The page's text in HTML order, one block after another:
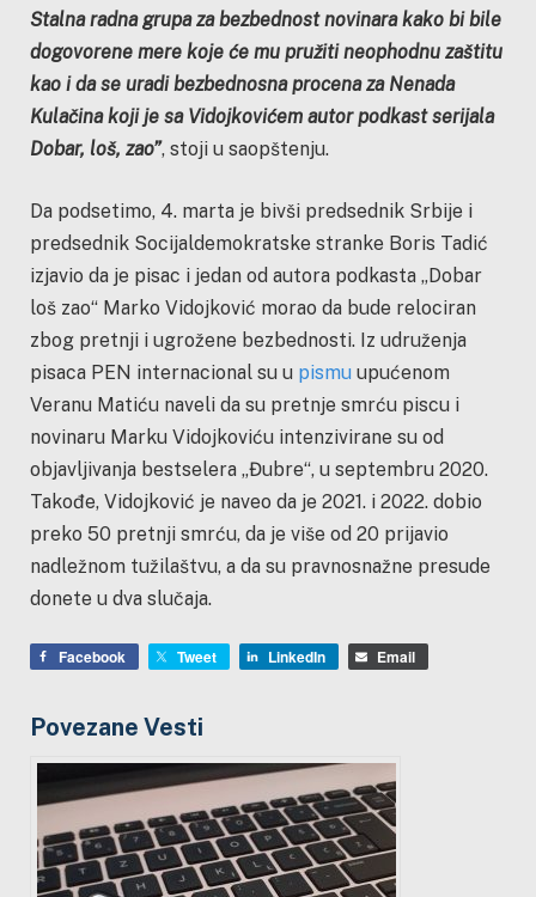
Stalna radna grupa za bezbednost novinara kako bi bile
dogovorene mere koje će mu pružiti neophodnu zaštitu
kao i da se uradi bezbednosna procena za Nenada
Kulačina koji je sa Vidojkovićem autor podkast serijala
Dobar, loš, zao”, stoji u saopštenju.
Da podsetimo, 4. marta je bivši predsednik Srbije i
predsednik Socijaldemokratske stranke Boris Tadić
izjavio da je pisac i jedan od autora podkasta „Dobar
loš zao“ Marko Vidojković morao da bude relociran
zbog pretnji i ugrožene bezbednosti. Iz udruženja
pisaca PEN internacional su u pismu upućenom
Veranu Matiću naveli da su pretnje smrću piscu i
novinaru Marku Vidojkoviću intenzivirane su od
objavljivanja bestselera „Đubre“, u septembru 2020.
Takođe, Vidojković je naveo da je 2021. i 2022. dobio
preko 50 pretnji smrću, da je više od 20 prijavio
nadležnom tužilaštvu, a da su pravnosnažne presude
donete u dva slučaja.
Facebook Tweet LinkedIn Email
Povezane Vesti